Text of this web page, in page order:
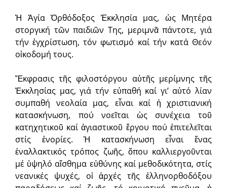
Ἡ Ἁγία Ὀρθόδοξος Ἐκκλησία μας, ὡς Μητέρα
στοργική τῶν παιδιῶν Της, μεριμνᾶ πάντοτε, γιά
τήν ἐγχρίστωση, τόν φωτισμό καί τήν κατά Θεόν
οἰκοδομή τους.
Ἔκφρασις τῆς φιλοστόργου αὐτῆς μερίμνης τῆς
Ἐκκλησίας μας, γιά τήν εὐπαθή καί γι’ αὐτό λίαν
συμπαθή νεολαία μας, εἶναι καί ἡ χριστιανική
κατασκήνωση, πού νοεῖται ὡς συνέχεια τοῦ
κατηχητικοῦ καί ἁγιαστικοῦ ἔργου πού ἐπιτελεῖται
στίς ἐνορίες. Ἡ κατασκήνωση εἶναι ἕνας
ἐναλλακτικός τρόπος ζωῆς, ὅπου καλλιεργοῦνται
μέ ὑψηλό αἴσθημα εὐθύνης καί μεθοδικότητα, στίς
νεανικές ψυχές, οἱ ἀρχές τῆς ἑλληνορθοδόξου